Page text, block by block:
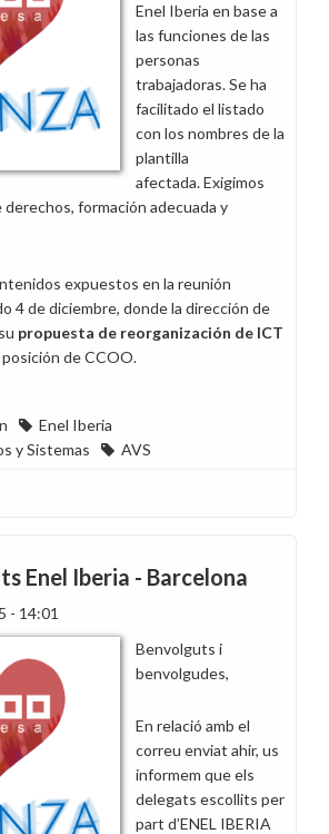
Enel Iberia en base a
las funciones de las
personas
trabajadoras. Se ha
facilitado el listado
con los nombres de la
plantilla
afectada. Exigimos
formación adecuada y
expuestos en la reunión
4 de diciembre, donde la dirección de
propuesta de reorganización de ICT
posición de CCOO.
Enel Iberia
y Sistemas
AVS
Enel Iberia - Barcelona
- 14:01
Benvolguts i
benvolgudes,
En relació amb el
correu enviat ahir, us
informem que els
delegats escollits per
part d’ENEL IBERIA